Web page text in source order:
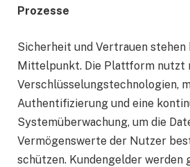
Prozesse
Sicherheit und Vertrauen stehen
Mittelpunkt. Die Plattform nutzt
Verschlüsselungstechnologien,
Authentifizierung und eine
Systemüberwachung, um die
Vermögenswerte der Nutzer
schützen. Kundengelder werden